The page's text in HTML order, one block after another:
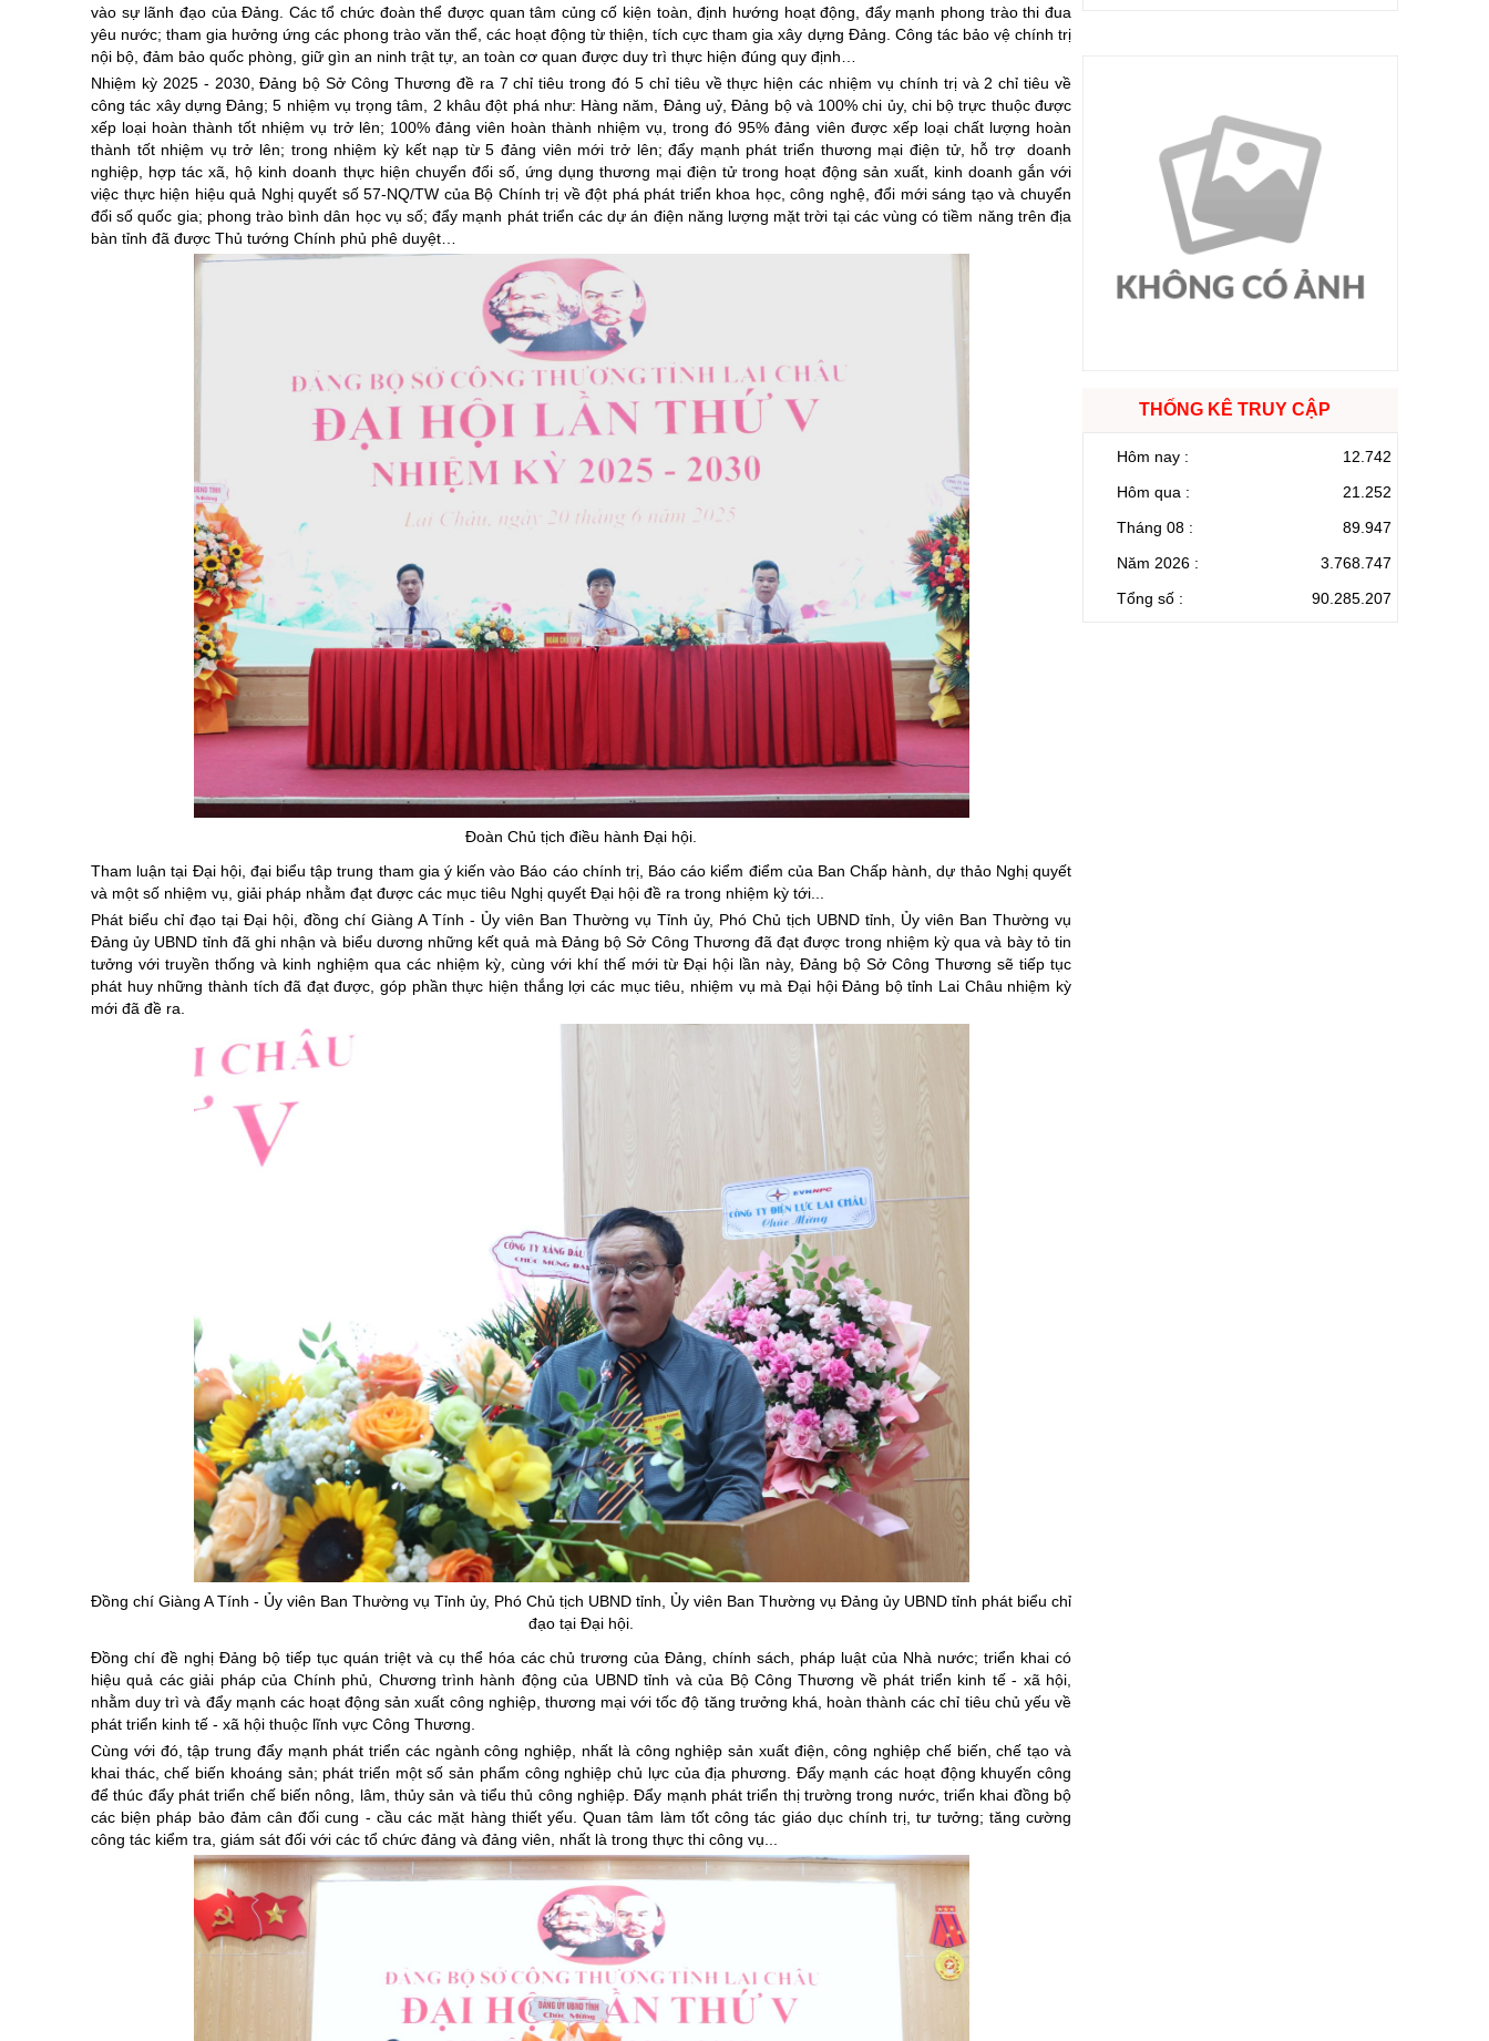
vào sự lãnh đạo của Đảng. Các tổ chức đoàn thể được quan tâm củng cố kiện toàn, định hướng hoạt động, đẩy mạnh phong trào thi đua
yêu nước; tham gia hưởng ứng các phong trào văn thể, các hoạt động từ thiện, tích cực tham gia xây dựng Đảng. Công tác bảo vệ chính trị
nội bộ, đảm bảo quốc phòng, giữ gìn an ninh trật tự, an toàn cơ quan được duy trì thực hiện đúng quy định…
Nhiệm kỳ 2025 - 2030, Đảng bộ Sở Công Thương đề ra 7 chỉ tiêu trong đó 5 chỉ tiêu về thực hiện các nhiệm vụ chính trị và 2 chỉ tiêu về
công tác xây dựng Đảng; 5 nhiệm vụ trọng tâm, 2 khâu đột phá như: Hàng năm, Đảng uỷ, Đảng bộ và 100% chi ủy, chi bộ trực thuộc được
xếp loại hoàn thành tốt nhiệm vụ trở lên; 100% đảng viên hoàn thành nhiệm vụ, trong đó 95% đảng viên được xếp loại chất lượng hoàn
thành tốt nhiệm vụ trở lên; trong nhiệm kỳ kết nạp từ 5 đảng viên mới trở lên; đẩy mạnh phát triển thương mại điện tử, hỗ trợ doanh
nghiệp, hợp tác xã, hộ kinh doanh thực hiện chuyển đổi số, ứng dụng thương mại điện tử trong hoạt động sản xuất, kinh doanh gắn với
việc thực hiện hiệu quả Nghị quyết số 57-NQ/TW của Bộ Chính trị về đột phá phát triển khoa học, công nghệ, đổi mới sáng tạo và chuyển
đổi số quốc gia; phong trào bình dân học vụ số; đẩy mạnh phát triển các dự án điện năng lượng mặt trời tại các vùng có tiềm năng trên địa
bàn tỉnh đã được Thủ tướng Chính phủ phê duyệt…
Đoàn Chủ tịch điều hành Đại hội.
Tham luận tại Đại hội, đại biểu tập trung tham gia ý kiến vào Báo cáo chính trị, Báo cáo kiểm điểm của Ban Chấp hành, dự thảo Nghị quyết
và một số nhiệm vụ, giải pháp nhằm đạt được các mục tiêu Nghị quyết Đại hội đề ra trong nhiệm kỳ tới...
Phát biểu chỉ đạo tại Đại hội, đồng chí Giàng A Tính - Ủy viên Ban Thường vụ Tỉnh ủy, Phó Chủ tịch UBND tỉnh, Ủy viên Ban Thường vụ
Đảng ủy UBND tỉnh đã ghi nhận và biểu dương những kết quả mà Đảng bộ Sở Công Thương đã đạt được trong nhiệm kỳ qua và bày tỏ tin
tưởng với truyền thống và kinh nghiệm qua các nhiệm kỳ, cùng với khí thế mới từ Đại hội lần này, Đảng bộ Sở Công Thương sẽ tiếp tục
phát huy những thành tích đã đạt được, góp phần thực hiện thắng lợi các mục tiêu, nhiệm vụ mà Đại hội Đảng bộ tỉnh Lai Châu nhiệm kỳ
mới đã đề ra.
Đồng chí Giàng A Tính - Ủy viên Ban Thường vụ Tỉnh ủy, Phó Chủ tịch UBND tỉnh, Ủy viên Ban Thường vụ Đảng ủy UBND tỉnh phát biểu chỉ
đạo tại Đại hội.
Đồng chí đề nghị Đảng bộ tiếp tục quán triệt và cụ thể hóa các chủ trương của Đảng, chính sách, pháp luật của Nhà nước; triển khai có
hiệu quả các giải pháp của Chính phủ, Chương trình hành động của UBND tỉnh và của Bộ Công Thương về phát triển kinh tế - xã hội,
nhằm duy trì và đẩy mạnh các hoạt động sản xuất công nghiệp, thương mại với tốc độ tăng trưởng khá, hoàn thành các chỉ tiêu chủ yếu về
phát triển kinh tế - xã hội thuộc lĩnh vực Công Thương.
Cùng với đó, tập trung đẩy mạnh phát triển các ngành công nghiệp, nhất là công nghiệp sản xuất điện, công nghiệp chế biến, chế tạo và
khai thác, chế biến khoáng sản; phát triển một số sản phẩm công nghiệp chủ lực của địa phương. Đẩy mạnh các hoạt động khuyến công
để thúc đẩy phát triển chế biến nông, lâm, thủy sản và tiểu thủ công nghiệp. Đẩy mạnh phát triển thị trường trong nước, triển khai đồng bộ
các biện pháp bảo đảm cân đối cung - cầu các mặt hàng thiết yếu. Quan tâm làm tốt công tác giáo dục chính trị, tư tưởng; tăng cường
công tác kiểm tra, giám sát đối với các tổ chức đảng và đảng viên, nhất là trong thực thi công vụ...
THỐNG KÊ TRUY CẬP
Hôm nay :
12.742
Hôm qua :
21.252
Tháng 08 :
89.947
Năm 2026 :
3.768.747
Tổng số :
90.285.207